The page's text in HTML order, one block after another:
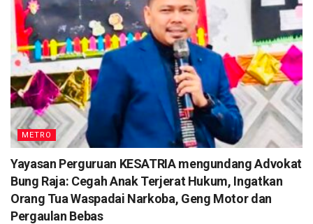
METRO
Yayasan Perguruan KESATRIA mengundang Advokat
Bung Raja: Cegah Anak Terjerat Hukum, Ingatkan
Orang Tua Waspadai Narkoba, Geng Motor dan
Pergaulan Bebas